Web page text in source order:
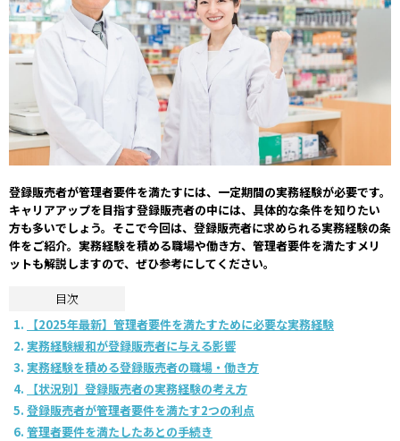
登録販売者が管理者要件を満たすには、一定期間の実務経験が必要です。
キャリアアップを目指す登録販売者の中には、具体的な条件を知りたい
方も多いでしょう。そこで今回は、登録販売者に求められる実務経験の条
件をご紹介。実務経験を積める職場や働き方、管理者要件を満たすメリ
ットも解説しますので、ぜひ参考にしてください。
目次
【2025年最新】管理者要件を満たすために必要な実務経験
実務経験緩和が登録販売者に与える影響
実務経験を積める登録販売者の職場・働き方
【状況別】登録販売者の実務経験の考え方
登録販売者が管理者要件を満たす2つの利点
管理者要件を満たしたあとの手続き